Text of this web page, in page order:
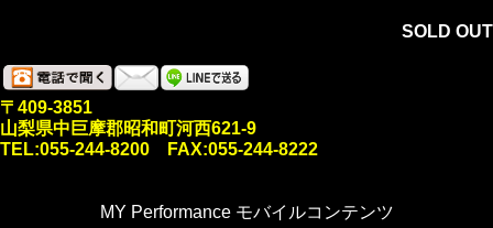
SOLD OUT
〒409-3851
山梨県中巨摩郡昭和町河西621-9
TEL:055-244-8200 FAX:055-244-8222
MY Performance モバイルコンテンツ